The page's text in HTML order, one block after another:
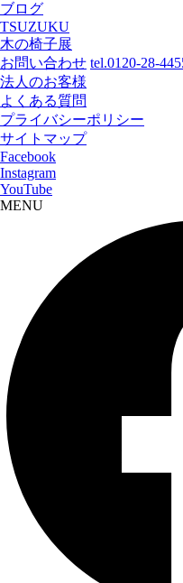
ブログ
TSUZUKU
木の椅子展
お問い合わせ tel.0120-28-
法人のお客様
よくある質問
プライバシーポリシー
サイトマップ
Facebook
Instagram
YouTube
MENU